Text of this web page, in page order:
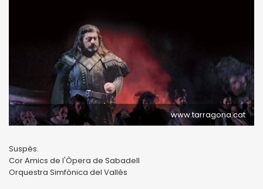
www.tarragona.cat
Suspès.
Cor Amics de l'Òpera de Sabadell
Orquestra Simfònica del Vallès